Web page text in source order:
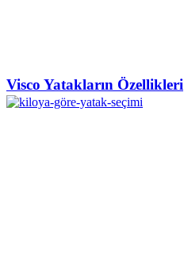
Visco Yatakların Özellikleri